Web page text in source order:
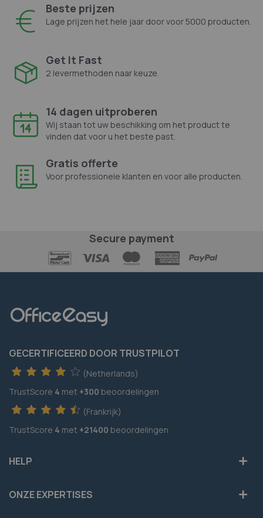
Beste prijzen
Lage prijzen het hele jaar door voor 5000 producten.
Get It Fast
2 levermethoden naar keuze.
14 dagen uitproberen
Wij staan tot uw beschikking om het product te
vinden dat voor u het beste past.
Gratis offerte
Voor professionele klanten en voor alle producten.
Secure payment
GECERTIFICEERD DOOR TRUSTPILOT
(Netherlands)
TrustScore 4 met +300 beoordelingen
(Frankrijk)
TrustScore 4 met +21400 beoordelingen
HELP
ONZE EXPERTISES